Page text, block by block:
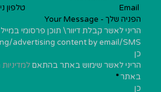
advertising content by email/SMS
כן
הריני לאשר שימוש באתר בהתאם
באתר*
כן